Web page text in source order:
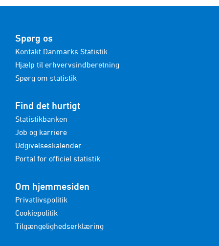
Spørg os
Kontakt Danmarks Statistik
Hjælp til erhvervsindberetning
Spørg om statistik
Find det hurtigt
Statistikbanken
Job og karriere
Udgivelseskalender
Portal for officiel statistik
Om hjemmesiden
Privatlivspolitik
Cookiepolitik
Tilgængelighedserklæring